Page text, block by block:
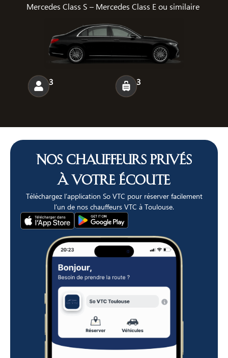
Mercedes Class S – Mercedes Class E ou similaire
3 3
Nos chauffeurs privés
à votre écoute
Téléchargez l’application So VTC pour réserver facilement
l’un de nos chauffeurs VTC à Toulouse.